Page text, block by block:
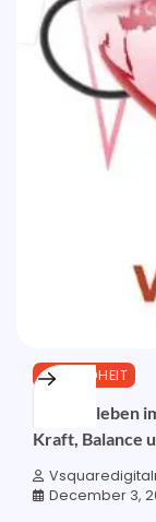
GESUNDHEIT
Gesund leben
Kraft, Balance
December 3,